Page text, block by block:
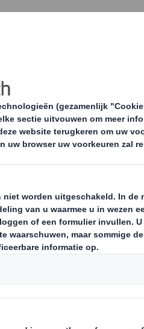
voor alle sectoren
Papier
voor
Een moderne
leveren, de